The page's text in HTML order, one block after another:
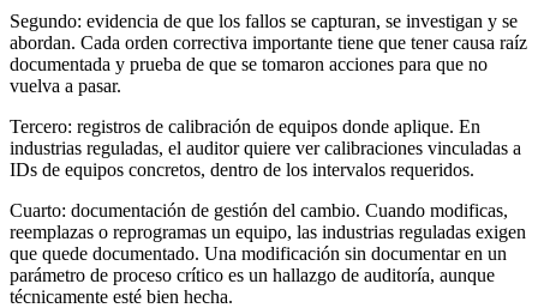
Segundo: evidencia de que los fallos se capturan, se investigan y se
abordan. Cada orden correctiva importante tiene que tener causa raíz
documentada y prueba de que se tomaron acciones para que no
vuelva a pasar.
Tercero: registros de calibración de equipos donde aplique. En
industrias reguladas, el auditor quiere ver calibraciones vinculadas a
IDs de equipos concretos, dentro de los intervalos requeridos.
Cuarto: documentación de gestión del cambio. Cuando modificas,
reemplazas o reprogramas un equipo, las industrias reguladas exigen
que quede documentado. Una modificación sin documentar en un
parámetro de proceso crítico es un hallazgo de auditoría, aunque
técnicamente esté bien hecha.